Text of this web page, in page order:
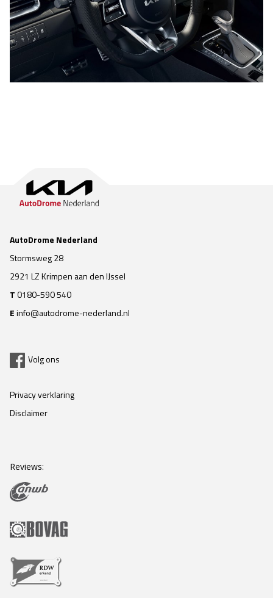
AutoDrome Nederland
Stormsweg 28
2921 LZ Krimpen aan den IJssel
T0180-590 540
Einfo@autodrome-nederland.nl
Volg ons
Privacy verklaring
Disclaimer
Reviews: